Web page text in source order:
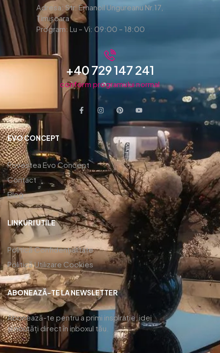
Adresa: Str. Emanoil Ungureanu Nr.17,
Timișoara
Program: Lu – Vi: 09:00 – 18:00
+40 729 147 241
conform programului normal
EVO CONCEPT
Povestea Evo Concept
Contact
Blog
LINKURI UTILE
Politică Confidențialitate
Politică Utilizare Cookies
ABONEAZĂ-TE LA NEWSLETTER
Abonează-te pentru a primi inspirație, idei
și noutăți direct în inboxul tău.